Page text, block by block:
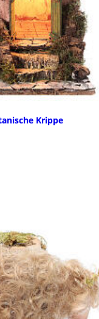
Krippe